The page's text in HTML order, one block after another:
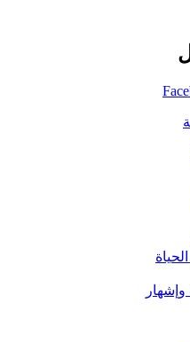
وإشهار